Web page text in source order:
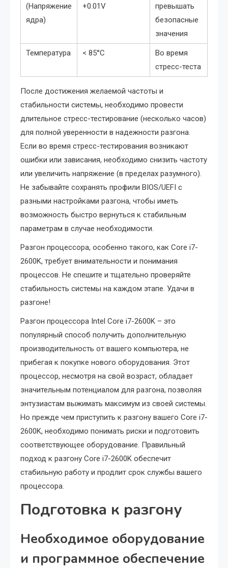
(Напряжение
ядра)
+0.01V
превышать
безопасные
значения
Температура < 85°C
Во время
стресс-теста
После достижения желаемой частоты и
стабильности системы, необходимо провести
длительное стресс-тестирование (несколько часов)
для полной уверенности в надежности разгона.
Если во время стресс-тестирования возникают
ошибки или зависания, необходимо снизить частоту
или увеличить напряжение (в пределах разумного).
Не забывайте сохранять профили BIOS/UEFI с
разными настройками разгона, чтобы иметь
возможность быстро вернуться к стабильным
параметрам в случае необходимости.
Разгон процессора, особенно такого, как Core i7-
2600K, требует внимательности и понимания
процессов. Не спешите и тщательно проверяйте
стабильность системы на каждом этапе. Удачи в
разгоне!
Разгон процессора Intel Core i7-2600K – это
популярный способ получить дополнительную
производительность от вашего компьютера, не
прибегая к покупке нового оборудования. Этот
процессор, несмотря на свой возраст, обладает
значительным потенциалом для разгона, позволяя
энтузиастам выжимать максимум из своей системы.
Но прежде чем приступить к разгону вашего Core i7-
2600K, необходимо понимать риски и подготовить
соответствующее оборудование. Правильный
подход к разгону Core i7-2600K обеспечит
стабильную работу и продлит срок службы вашего
процессора.
Подготовка к разгону
Необходимое оборудование
и программное обеспечение